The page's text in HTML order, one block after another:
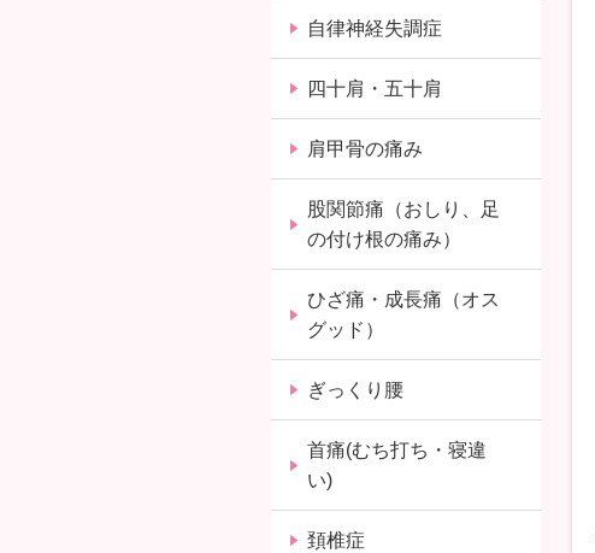
自律神経失調症
四十肩・五十肩
肩甲骨の痛み
股関節痛（おしり、足
の付け根の痛み）
ひざ痛・成長痛（オス
グッド）
ぎっくり腰
首痛(むち打ち・寝違
い)
頚椎症